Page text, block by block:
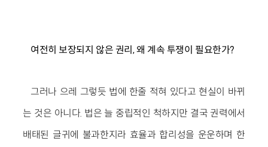
여전히 보장되지 않은 권리, 왜 계속 투쟁이 필요한가?
그러나 으레 그렇듯 법에 한줄 적혀 있다고 현실이 바뀌
는 것은 아니다. 법은 늘 중립적인 척하지만 결국 권력에서
배태된 글귀에 불과한지라 효율과 합리성을 운운하며 한